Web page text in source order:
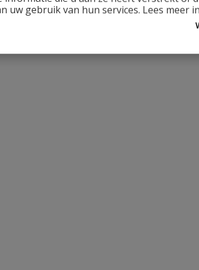
uw gebruik van hun services. Lees meer